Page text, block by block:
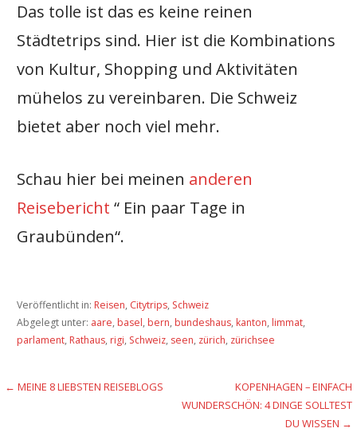
Das tolle ist das es keine reinen
Städtetrips sind. Hier ist die Kombinations
von Kultur, Shopping und Aktivitäten
mühelos zu vereinbaren. Die Schweiz
bietet aber noch viel mehr.
Schau hier bei meinen anderen
Reisebericht “ Ein paar Tage in
Graubünden“.
Veröffentlicht in: Reisen, Citytrips, Schweiz
Abgelegt unter: aare, basel, bern, bundeshaus, kanton, limmat,
parlament, Rathaus, rigi, Schweiz, seen, zürich, zürichsee
Beitragsnavigation
← MEINE 8 LIEBSTEN REISEBLOGS
KOPENHAGEN – EINFACH
WUNDERSCHÖN: 4 DINGE SOLLTEST
DU WISSEN →